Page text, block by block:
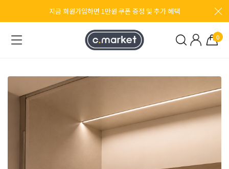
지금 회원가입하면 1만원 쿠폰 증정 및 추가 혜택
0